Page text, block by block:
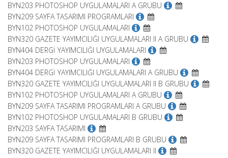
BYN203 PHOTOSHOP UYGULAMALARI A GRUBU
BYN209 SAYFA TASARIMI PROGRAMLARI
BYN102 PHOTOSHOP UYGULAMALARI
BYN320 GAZETE YAYIMCILIĞI UYGULAMALARI II A GRUBU
BYN404 DERGİ YAYIMCILIĞI UYGULAMALARI
BYN203 PHOTOSHOP UYGULAMALARI
BYN404 DERGİ YAYIMCILIĞI UYGULAMALARI A GRUBU
BYN320 GAZETE YAYIMCILIĞI UYGULAMALARI II B GRUBU
BYN102 PHOTOSHOP UYGULAMALARI A GRUBU
BYN209 SAYFA TASARIMI PROGRAMLARI A GRUBU
BYN102 PHOTOSHOP UYGULAMALARI B GRUBU
BYN203 SAYFA TASARIMI
BYN209 SAYFA TASARIMI PROGRAMLARI B GRUBU
BYN320 GAZETE YAYIMCILIĞI UYGULAMALARI II